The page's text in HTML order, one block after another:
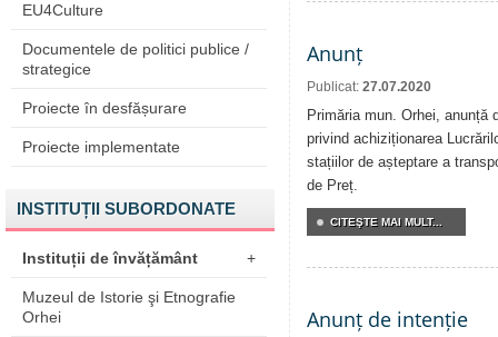
EU4Culture
Documentele de politici publice /
strategice
Proiecte în desfășurare
Proiecte implementate
INSTITUȚII SUBORDONATE
Instituții de învățământ +
Muzeul de Istorie şi Etnografie
Orhei
Anunț
Publicat: 27.07.2020
Primăria mun. Orhei, anunță
privind achiziționarea
stațiilor de așteptare a
de Preț.
CITEŞTE MAI MULT...
Anunț de intenție